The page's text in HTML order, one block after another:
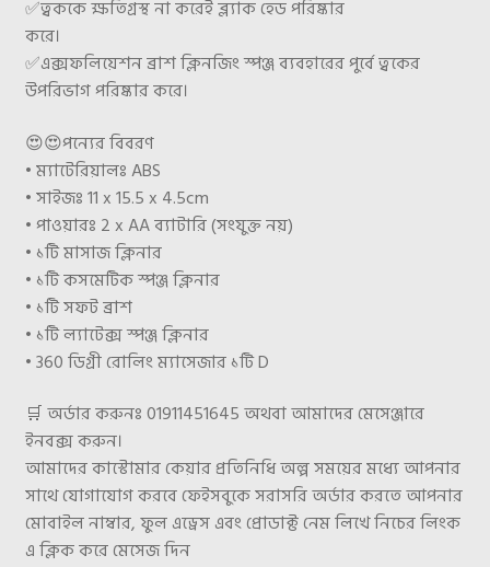
✅ত্বককে ক্ষতিগ্রস্থ না করেই ব্ল্যাক হেড পরিষ্কার
করে।
✅এক্সফলিয়েশন ব্রাশ ক্লিনজিং স্পঞ্জ ব্যবহারের পুর্বে ত্বকের
উপরিভাগ পরিষ্কার করে।
😍😍পন্যের বিবরণ
• ম্যাটেরিয়ালঃ ABS
• সাইজঃ 11 x 15.5 x 4.5cm
• পাওয়ারঃ 2 x AA ব্যাটারি (সংযুক্ত নয়)
• ১টি মাসাজ ক্লিনার
• ১টি কসমেটিক স্পঞ্জ ক্লিনার
• ১টি সফট ব্রাশ
• ১টি ল্যাটেক্স স্পঞ্জ ক্লিনার
• 360 ডিগ্রী রোলিং ম্যাসেজার ১টি D
🛒অর্ডার করুনঃ 01911451645 অথবা আমাদের মেসেঞ্জারে
ইনবক্স করুন।
আমাদের কাস্টোমার কেয়ার প্রতিনিধি অল্প সময়ের মধ্যে আপনার
সাথে যোগাযোগ করবে ফেইসবুকে সরাসরি অর্ডার করতে আপনার
মোবাইল নাম্বার, ফুল এড্রেস এবং প্রোডাক্ট নেম লিখে নিচের লিংক
এ ক্লিক করে মেসেজ দিন